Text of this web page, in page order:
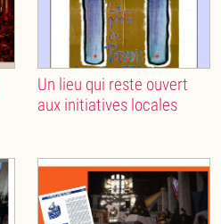
Un lieu qui reste ouvert
aux initiatives locales